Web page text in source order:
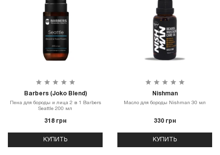
Barbers (Joko Blend)
Пена для бороды и лица 2 в 1 Barbers
Seattle 200 мл
318 грн
КУПИТЬ
Nishman
Масло для бороды Nishman 30 мл
330 грн
КУПИТЬ